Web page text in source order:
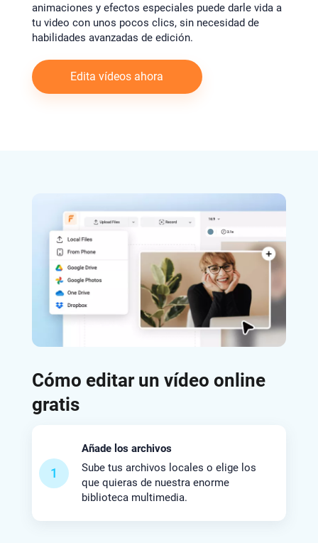
animaciones y efectos especiales puede darle vida a
tu video con unos pocos clics, sin necesidad de
habilidades avanzadas de edición.
Edita vídeos ahora
Cómo editar un vídeo online
gratis
1
Añade los archivos
Sube tus archivos locales o elige los
que quieras de nuestra enorme
biblioteca multimedia.